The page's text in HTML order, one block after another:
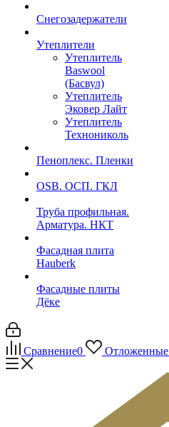
Снегозадержатели
Утеплители
Утеплитель
Baswool
(Басвул)
Утеплитель
Эковер Лайт
Утеплитель
Технониколь
Пеноплекс. Пленки
OSB. ОСП. ГКЛ
Труба профильная.
Арматура. НКТ
Фасадная плита
Hauberk
Фасадные плиты
Дёке
Сравнение0 Отложенные